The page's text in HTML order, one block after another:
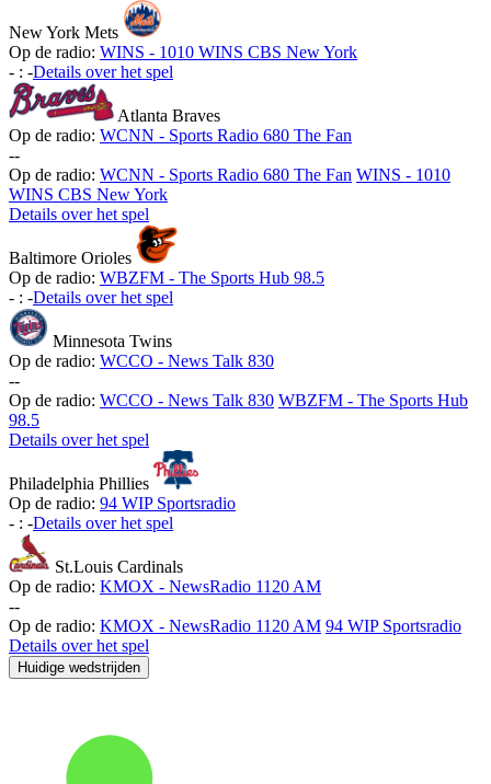
New York Mets
Op de radio: WINS - 1010 WINS CBS New York
- : -Details over het spel
Atlanta Braves
Op de radio: WCNN - Sports Radio 680 The Fan
--
Op de radio: WCNN - Sports Radio 680 The Fan WINS - 1010
WINS CBS New York
Details over het spel
Baltimore Orioles
Op de radio: WBZFM - The Sports Hub 98.5
- : -Details over het spel
Minnesota Twins
Op de radio: WCCO - News Talk 830
--
Op de radio: WCCO - News Talk 830 WBZFM - The Sports Hub
98.5
Details over het spel
Philadelphia Phillies
Op de radio: 94 WIP Sportsradio
- : -Details over het spel
St.Louis Cardinals
Op de radio: KMOX - NewsRadio 1120 AM
--
Op de radio: KMOX - NewsRadio 1120 AM 94 WIP Sportsradio
Details over het spel
Huidige wedstrijden